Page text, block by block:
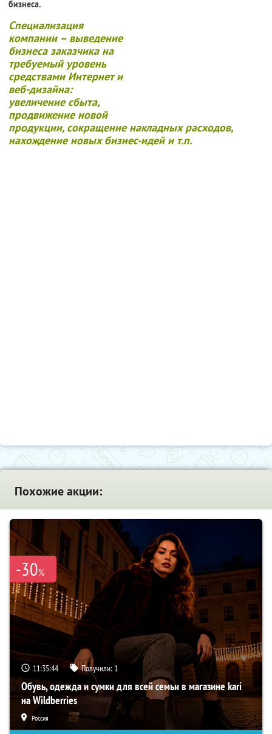
бизнеса.
Специализация
компании – выведение
бизнеса заказчика на
требуемый уровень
средствами Интернет и
веб-дизайна:
увеличение сбыта,
продвижение новой
продукции, сокращение накладных расходов,
нахождение новых бизнес-идей и т.п.
Похожие акции:
-30%
11:35:42 Получили: 1
Обувь, одежда и сумки для всей семьи в магазине kari
на Wildberries
Россия